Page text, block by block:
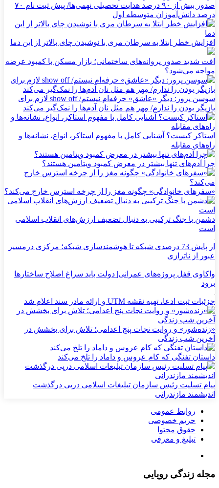
صدور بیش از ۹۰ درصد هدایت تحصیلی نهمی‌ها/ پیش ثبت نام ۷۰
درصد دانش‌آموزان متوسطه اول
افزایش خطر ابتلا به سرطان مری با نوشیدن چای بالاتر از این دما
افت شدید صدور پروانه‌های ساختمانی؛ بازار مسکن با کمبود عرضه
مواجه می‌شود؟
سوسن پرور: دیگر «عاشق» حرفه‌ام نیستم/ show off لازم برای
بازیگر بودن را ندارم/ مِهر هم مثل نان آدم‌ها را نمک‌گیر می‌کند
استاکر کیست؟ آشنایی کامل با مفهوم استاکر، انواع، نشانه‌ها و
راه‌های مقابله
چرا آدم‌های تنها بیشتر در معرض کمبود ویتامین هستند؟
«سفرهای خانوادگی» چگونه مغز را از چرخه استرس خارج می‌کند؟
دشمن با جنگ ترکیبی به دنبال تضعیف ارزش‌های انقلاب اسلامی
است
از پایش 73 درصدی شبکه تا هوشمندسازی شبکه؛ مرکزی درمسیر
عبور از ناترازی
واکاوی قفل پروژه‌های عمرانی| دولت باید سراغ اصلاح ساختارها
برود
جزئیات ثبت ادعا، تهیه نقشه UTM و ارائه مادر سند اعلام شد
«زنده‌شور» و روایت نجات پنج اعدامی؛ تلاش برای بخشش در
آخرین شب زندگی
داستان تفنگی که کام عروس و داماد را تلخ می‌کند
پیام تسلیت رئیس سازمان تبلیغات اسلامی درپی درگذشت
اندیشمند مازندرانی
روابط عمومی
حریم خصوصی
حقوق محتوا
تبلیغ و معرفی
مجله زندگی رویایی